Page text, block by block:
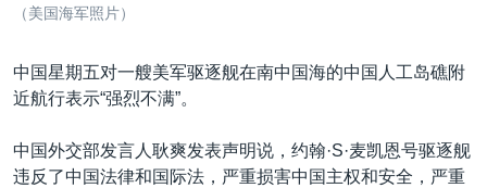
美国之音专访
台海两岸关系
关注西藏
其他语言网站
（美国海军照片）
中国星期五对一艘美军驱逐舰在南中国海的中国人工岛礁附
近航行表示“强烈不满”。
中国外交部发言人耿爽发表声明说，约翰·S·麦凯恩号驱逐舰
违反了中国法律和国际法，严重损害中国主权和安全，严重